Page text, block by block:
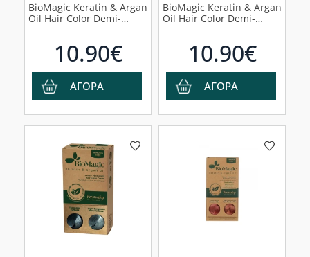
BioMagic Keratin & Argan
Oil Hair Color Demi-
10.90€
ΑΓΟΡΑ
BioMagic Keratin & Argan
Oil Hair Color Demi-
10.90€
ΑΓΟΡΑ